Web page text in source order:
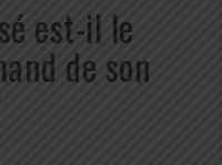
est-il le
de son